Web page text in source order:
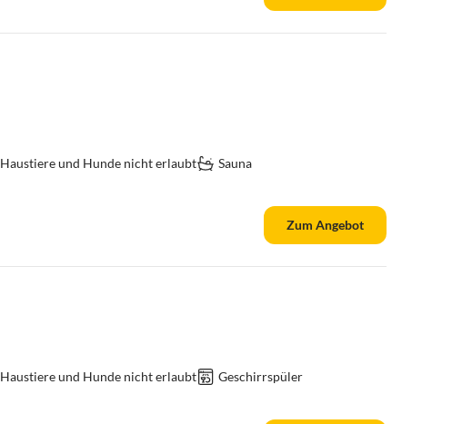
Haustiere und Hunde nicht erlaubt
Sauna
Zum Angebot
Haustiere und Hunde nicht erlaubt
Geschirrspüler